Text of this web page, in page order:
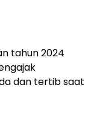
tahun 2024
dan tertib saat